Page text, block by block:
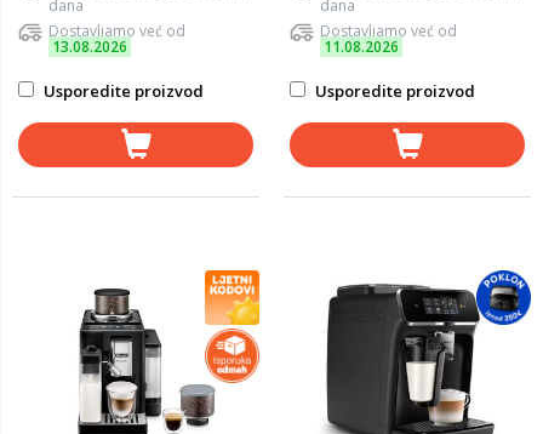
dana
Dostavljamo već od
13.08.2026
Usporedite proizvod
dana
Dostavljamo već od
11.08.2026
Usporedite proizvod